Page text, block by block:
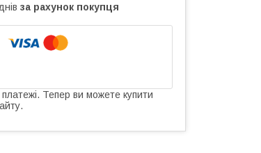
за рахунок покупця
платежі. Тепер ви можете купити